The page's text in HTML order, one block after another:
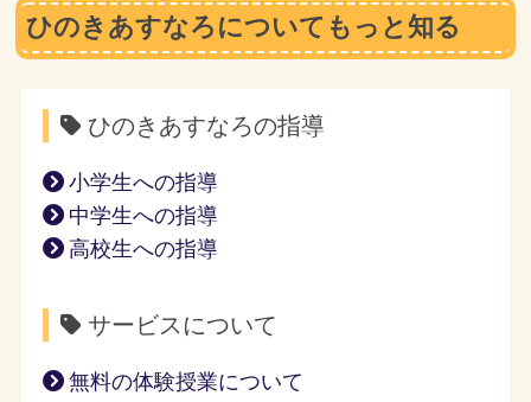
ひのきあすなろについてもっと知る
ひのきあすなろの指導
小学生への指導
中学生への指導
高校生への指導
サービスについて
無料の体験授業について